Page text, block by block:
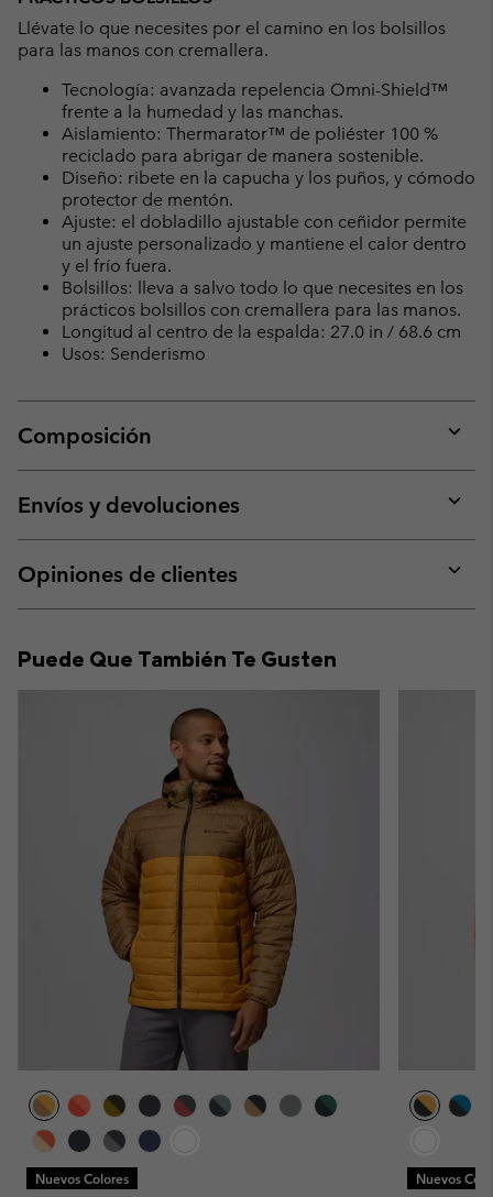
Llévate lo que necesites por el camino en los bolsillos
para las manos con cremallera.
Tecnología: avanzada repelencia Omni-Shield™
frente a la humedad y las manchas.
Aislamiento: Thermarator™ de poliéster 100 %
reciclado para abrigar de manera sostenible.
Diseño: ribete en la capucha y los puños, y cómodo
protector de mentón.
Ajuste: el dobladillo ajustable con ceñidor permite
un ajuste personalizado y mantiene el calor dentro
y el frío fuera.
Bolsillos: lleva a salvo todo lo que necesites en los
prácticos bolsillos con cremallera para las manos.
Longitud al centro de la espalda: 27.0 in / 68.6 cm
Usos: Senderismo
Composición
or
Envíos y devoluciones
or
Opiniones de clientes
or
Puede Que También Te Gusten
Nuevos Colores Nuevos